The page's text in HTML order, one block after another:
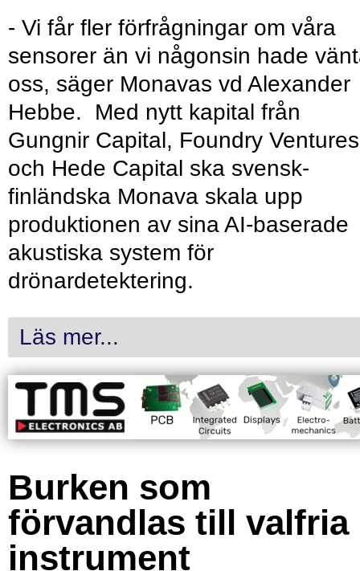
- Vi får fler förfrågningar om våra
sensorer än vi någonsin hade
oss, säger Monavas vd Alexander
Hebbe. Med nytt kapital från
Gungnir Capital, Foundry Ventures
och Hede Capital ska svensk-
finländska Monava skala upp
produktionen av sina AI-baserade
akustiska system för
drönardetektering.
Läs mer...
Burken som
förvandlas till valfria
instrument